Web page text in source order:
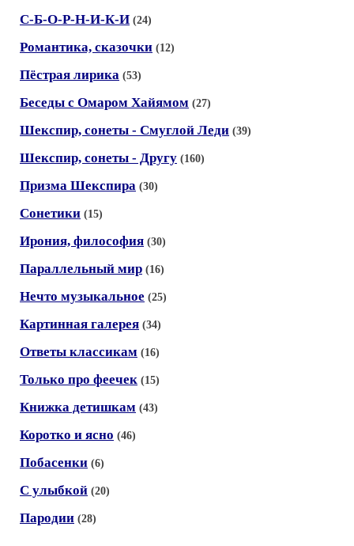
С-Б-О-Р-Н-И-К-И (24)
Романтика, сказочки (12)
Пёстрая лирика (53)
Беседы с Омаром Хайямом (27)
Шекспир, сонеты - Смуглой Леди (39)
Шекспир, сонеты - Другу (160)
Призма Шекспира (30)
Сонетики (15)
Ирония, философия (30)
Параллельный мир (16)
Нечто музыкальное (25)
Картинная галерея (34)
Ответы классикам (16)
Только про феечек (15)
Книжка детишкам (43)
Коротко и ясно (46)
Побасенки (6)
С улыбкой (20)
Пародии (28)